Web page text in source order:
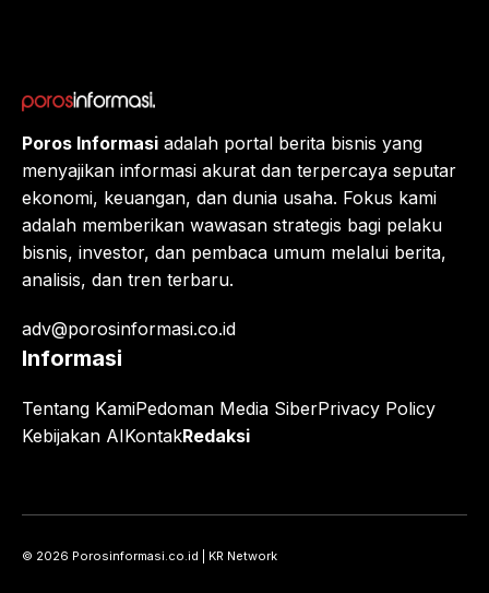
Poros Informasi adalah portal berita bisnis yang
menyajikan informasi akurat dan terpercaya seputar
ekonomi, keuangan, dan dunia usaha. Fokus kami
adalah memberikan wawasan strategis bagi pelaku
bisnis, investor, dan pembaca umum melalui berita,
analisis, dan tren terbaru.
adv@porosinformasi.co.id
Informasi
Tentang KamiPedoman Media SiberPrivacy Policy
Kebijakan AIKontakRedaksi
© 2026 Porosinformasi.co.id | KR Network